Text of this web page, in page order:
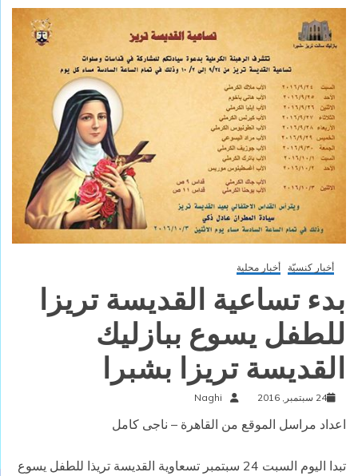
أخبار كنسيّة أخبار محلية
بدء تساعية القديسة تريزا
للطفل يسوع ببازليك
القديسة تريزا بشبرا
24 سبتمبر, 2016 Naghi
اعداد مراسل الموقع من القاهرة – ناجى كامل
تبدا اليوم السبت 24 سبتمبر تسعاوية القديسة تريذا للطفل يسوع